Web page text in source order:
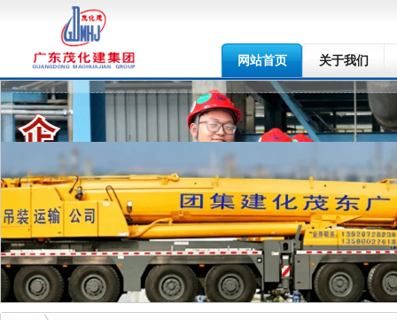
网站首页 关于我们